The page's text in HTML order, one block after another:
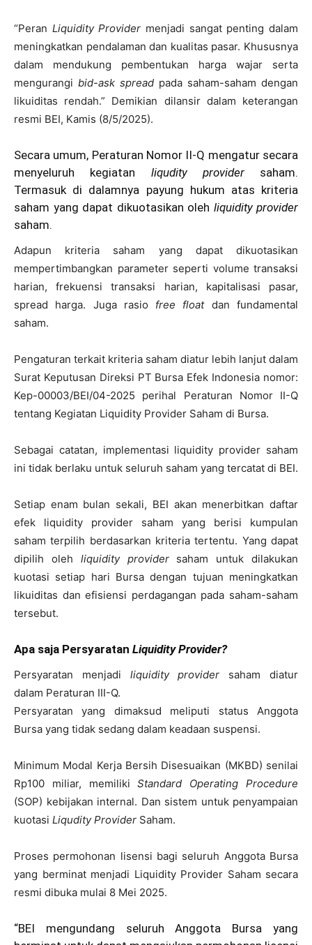
“Peran Liquidity Provider menjadi sangat penting dalam
meningkatkan pendalaman dan kualitas pasar. Khususnya
dalam mendukung pembentukan harga wajar serta
mengurangi bid-ask spread pada saham-saham dengan
likuiditas rendah.” Demikian dilansir dalam keterangan
resmi BEI, Kamis (8/5/2025).
Secara umum, Peraturan Nomor II-Q mengatur secara
menyeluruh kegiatan liqudity providersaham.
Termasuk di dalamnya payung hukum atas kriteria
saham yang dapat dikuotasikan oleh liquidity provider
saham.
Adapun kriteria saham yang dapat dikuotasikan
mempertimbangkan parameter seperti volume transaksi
harian, frekuensi transaksi harian, kapitalisasi pasar,
spread harga. Juga rasio free floatdan fundamental
saham.
Pengaturan terkait kriteria saham diatur lebih lanjut dalam
Surat Keputusan Direksi PT Bursa Efek Indonesia nomor:
Kep-00003/BEI/04-2025 perihal Peraturan Nomor II-Q
tentang Kegiatan Liquidity Provider Saham di Bursa.
Sebagai catatan, implementasi liquidity provider saham
ini tidak berlaku untuk seluruh saham yang tercatat di BEI.
Setiap enam bulan sekali, BEI akan menerbitkan daftar
efek liquidity provider saham yang berisi kumpulan
saham terpilih berdasarkan kriteria tertentu. Yang dapat
dipilih oleh liquidity providersaham untuk dilakukan
kuotasi setiap hari Bursa dengan tujuan meningkatkan
likuiditas dan efisiensi perdagangan pada saham-saham
tersebut.
Apa saja Persyaratan Liquidity Provider?
Persyaratan menjadi liquidity provider saham diatur
dalam Peraturan III-Q.
Persyaratan yang dimaksud meliputi status Anggota
Bursa yang tidak sedang dalam keadaan suspensi.
Minimum Modal Kerja Bersih Disesuaikan (MKBD) senilai
Rp100 miliar, memilikiStandard Operating Procedure
(SOP) kebijakan internal. Dan sistem untuk penyampaian
kuotasi Liqudity Provider Saham.
Proses permohonan lisensi bagi seluruh Anggota Bursa
yang berminat menjadi Liquidity Provider Saham secara
resmi dibuka mulai 8 Mei 2025.
“BEI mengundang seluruh Anggota Bursa yang